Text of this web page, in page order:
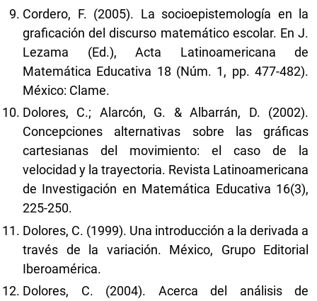
Cordero, F. (2005). La socioepistemología en la
graficación del discurso matemático escolar. En J.
Lezama (Ed.), Acta Latinoamericana de
Matemática Educativa 18 (Núm. 1, pp. 477-482).
México: Clame.
Dolores, C.; Alarcón, G. & Albarrán, D. (2002).
Concepciones alternativas sobre las gráficas
cartesianas del movimiento: el caso de la
velocidad y la trayectoria. Revista Latinoamericana
de Investigación en Matemática Educativa 16(3),
225-250.
Dolores, C. (1999). Una introducción a la derivada a
través de la variación. México, Grupo Editorial
Iberoamérica.
Dolores, C. (2004). Acerca del análisis de